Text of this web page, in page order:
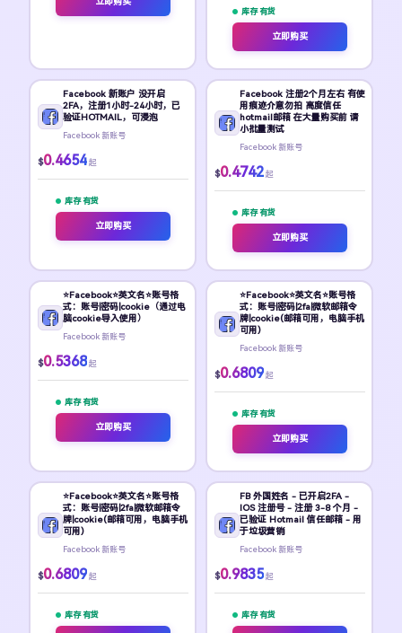
库存 有货
立即购买
Facebook 新账户 没开启
2FA，注册1小时-24小时，已
验证HOTMAIL，可浸泡
Facebook 新账号
$0.4654 起
库存 有货
立即购买
Facebook 注册2个月左右 有使
用痕迹介意勿拍 高度信任
hotmail邮箱 在大量购买前 请
小批量测试
Facebook 新账号
$0.4742 起
库存 有货
立即购买
⭐Facebook⭐英文名⭐账号格
式：账号|密码|cookie（通过电
脑cookie导入使用）
Facebook 新账号
$0.5368 起
库存 有货
立即购买
⭐Facebook⭐英文名⭐账号格
式：账号|密码|2fa|微软邮箱令
牌|cookie(邮箱可用，电脑手机
可用)
Facebook 新账号
$0.6809 起
库存 有货
立即购买
⭐Facebook⭐英文名⭐账号格
式：账号|密码|2fa|微软邮箱令
牌|cookie(邮箱可用，电脑手机
可用)
Facebook 新账号
$0.6809 起
库存 有货
FB 外国姓名 - 已开启2FA -
IOS 注册号 - 注册 3-8 个月 -
已验证 Hotmail 信任邮箱 - 用
于垃圾营销
Facebook 新账号
$0.9835 起
库存 有货